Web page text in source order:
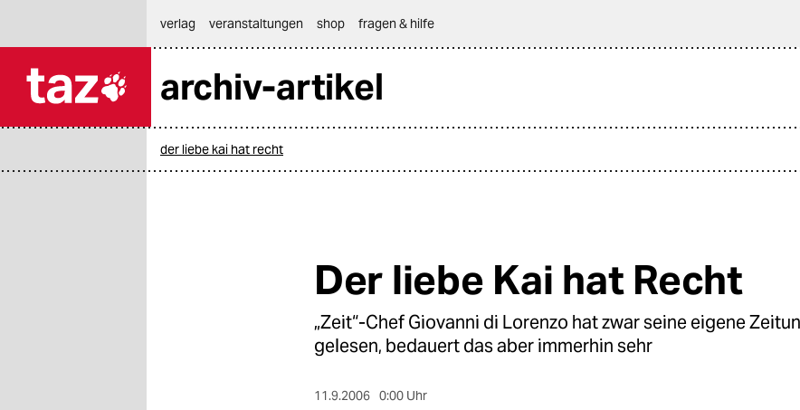
themen
verlag
veranstaltungen shop fragen & hilfe
archiv-artikel
der liebe kai hat recht
Der liebe Kai hat Recht
„Zeit“-Chef Giovanni di Lorenzo hat zwar seine eigene
gelesen, bedauert das aber immerhin sehr
11.9.2006 0:00 Uhr